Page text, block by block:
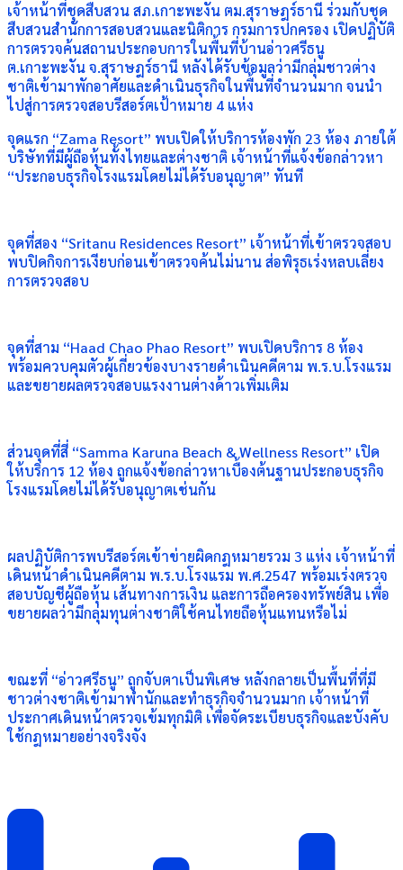
เจ้าหน้าที่ชุดสืบสวน สภ.เกาะพะงัน ตม.สุราษฎร์ธานี ร่วมกับชุด
สืบสวนสำนักการสอบสวนและนิติการ กรมการปกครอง เปิดปฏิบัติ
การตรวจค้นสถานประกอบการในพื้นที่บ้านอ่าวศรีธนู
ต.เกาะพะงัน จ.สุราษฎร์ธานี หลังได้รับข้อมูลว่ามีกลุ่มชาวต่าง
ชาติเข้ามาพักอาศัยและดำเนินธุรกิจในพื้นที่จำนวนมาก จนนำ
ไปสู่การตรวจสอบรีสอร์ตเป้าหมาย 4 แห่ง
จุดแรก “Zama Resort” พบเปิดให้บริการห้องพัก 23 ห้อง ภายใต้
บริษัทที่มีผู้ถือหุ้นทั้งไทยและต่างชาติ เจ้าหน้าที่แจ้งข้อกล่าวหา
“ประกอบธุรกิจโรงแรมโดยไม่ได้รับอนุญาต” ทันที
จุดที่สอง “Sritanu Residences Resort” เจ้าหน้าที่เข้าตรวจสอบ
พบปิดกิจการเงียบก่อนเข้าตรวจค้นไม่นาน ส่อพิรุธเร่งหลบเลี่ยง
การตรวจสอบ
จุดที่สาม “Haad Chao Phao Resort” พบเปิดบริการ 8 ห้อง
พร้อมควบคุมตัวผู้เกี่ยวข้องบางรายดำเนินคดีตาม พ.ร.บ.โรงแรม
และขยายผลตรวจสอบแรงงานต่างด้าวเพิ่มเติม
ส่วนจุดที่สี่ “Samma Karuna Beach & Wellness Resort” เปิด
ให้บริการ 12 ห้อง ถูกแจ้งข้อกล่าวหาเบื้องต้นฐานประกอบธุรกิจ
โรงแรมโดยไม่ได้รับอนุญาตเช่นกัน
ผลปฏิบัติการพบรีสอร์ตเข้าข่ายผิดกฎหมายรวม 3 แห่ง เจ้าหน้าที่
เดินหน้าดำเนินคดีตาม พ.ร.บ.โรงแรม พ.ศ.2547 พร้อมเร่งตรวจ
สอบบัญชีผู้ถือหุ้น เส้นทางการเงิน และการถือครองทรัพย์สิน เพื่อ
ขยายผลว่ามีกลุ่มทุนต่างชาติใช้คนไทยถือหุ้นแทนหรือไม่
ขณะที่ “อ่าวศรีธนู” ถูกจับตาเป็นพิเศษ หลังกลายเป็นพื้นที่ที่มี
ชาวต่างชาติเข้ามาพำนักและทำธุรกิจจำนวนมาก เจ้าหน้าที่
ประกาศเดินหน้าตรวจเข้มทุกมิติ เพื่อจัดระเบียบธุรกิจและบังคับ
ใช้กฎหมายอย่างจริงจัง